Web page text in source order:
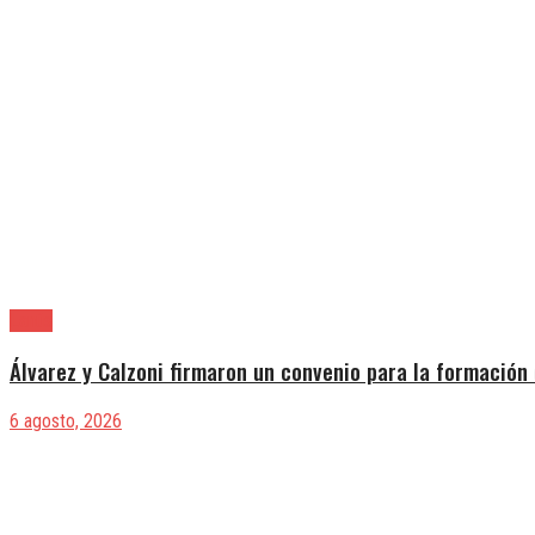
Álvarez y Calzoni firmaron un convenio para la
6 agosto, 2026